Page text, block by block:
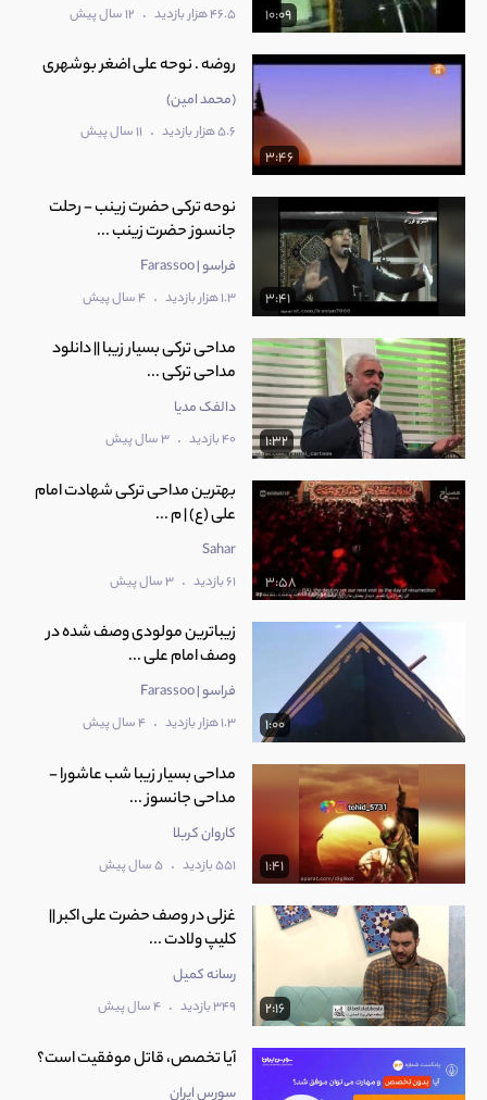
10:09 46.5 هزار بازدید . 12 سال پیش
3:46
روضه . نوحه علی اضغر بوشهری
(محمد امین)
5.6 هزار بازدید . 11 سال پیش
3:41
نوحه ترکی حضرت زینب - رحلت
جانسوز حضرت زینب ...
فراسو | Farassoo
1.3 هزار بازدید . 4 سال پیش
1:32
مداحی ترکی بسیار زیبا || دانلود
مداحی ترکی ...
دالفک مدیا
40 بازدید . 3 سال پیش
3:58
بهترین مداحی ترکی شهادت امام
علی (ع) | م ...
Sahar
61 بازدید . 3 سال پیش
1:00
زیباترین مولودی وصف شده در
وصف امام علی ...
فراسو | Farassoo
1.3 هزار بازدید . 4 سال پیش
1:41
مداحی بسیار زیبا شب عاشورا -
مداحی جانسوز ...
کاروان کربلا
551 بازدید . 5 سال پیش
2:16
غزلی در وصف حضرت علی اکبر ||
کلیپ ولادت ...
رسانه کمیل
349 بازدید . 4 سال پیش
آیا تخصص، قاتل موفقیت است؟
سورس ایران